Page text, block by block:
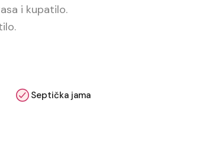
i kupatilo.
Septička jama